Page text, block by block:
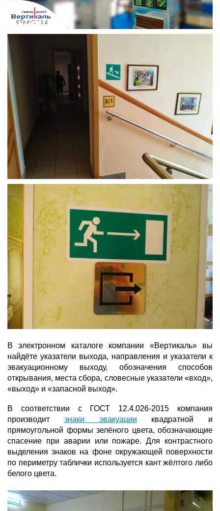
В электронном каталоге компании «Вертикаль» вы
найдёте указатели выхода, направления и указатели к
эвакуационному выходу, обозначения способов
открывания, места сбора, словесные указатели «вход»,
«выход» и «запасной выход».
В соответствии с ГОСТ 12.4.026-2015 компания
производит знаки эвакуации квадратной и
прямоугольной формы зелёного цвета, обозначающие
спасение при аварии или пожаре. Для контрастного
выделения знаков на фоне окружающей поверхности
по периметру таблички используется кант жёлтого либо
белого цвета.